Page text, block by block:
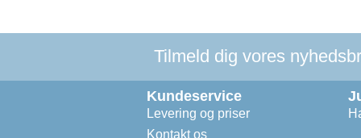
Tilmeld dig vores
Kundeservice
Levering og priser
Kontakt os